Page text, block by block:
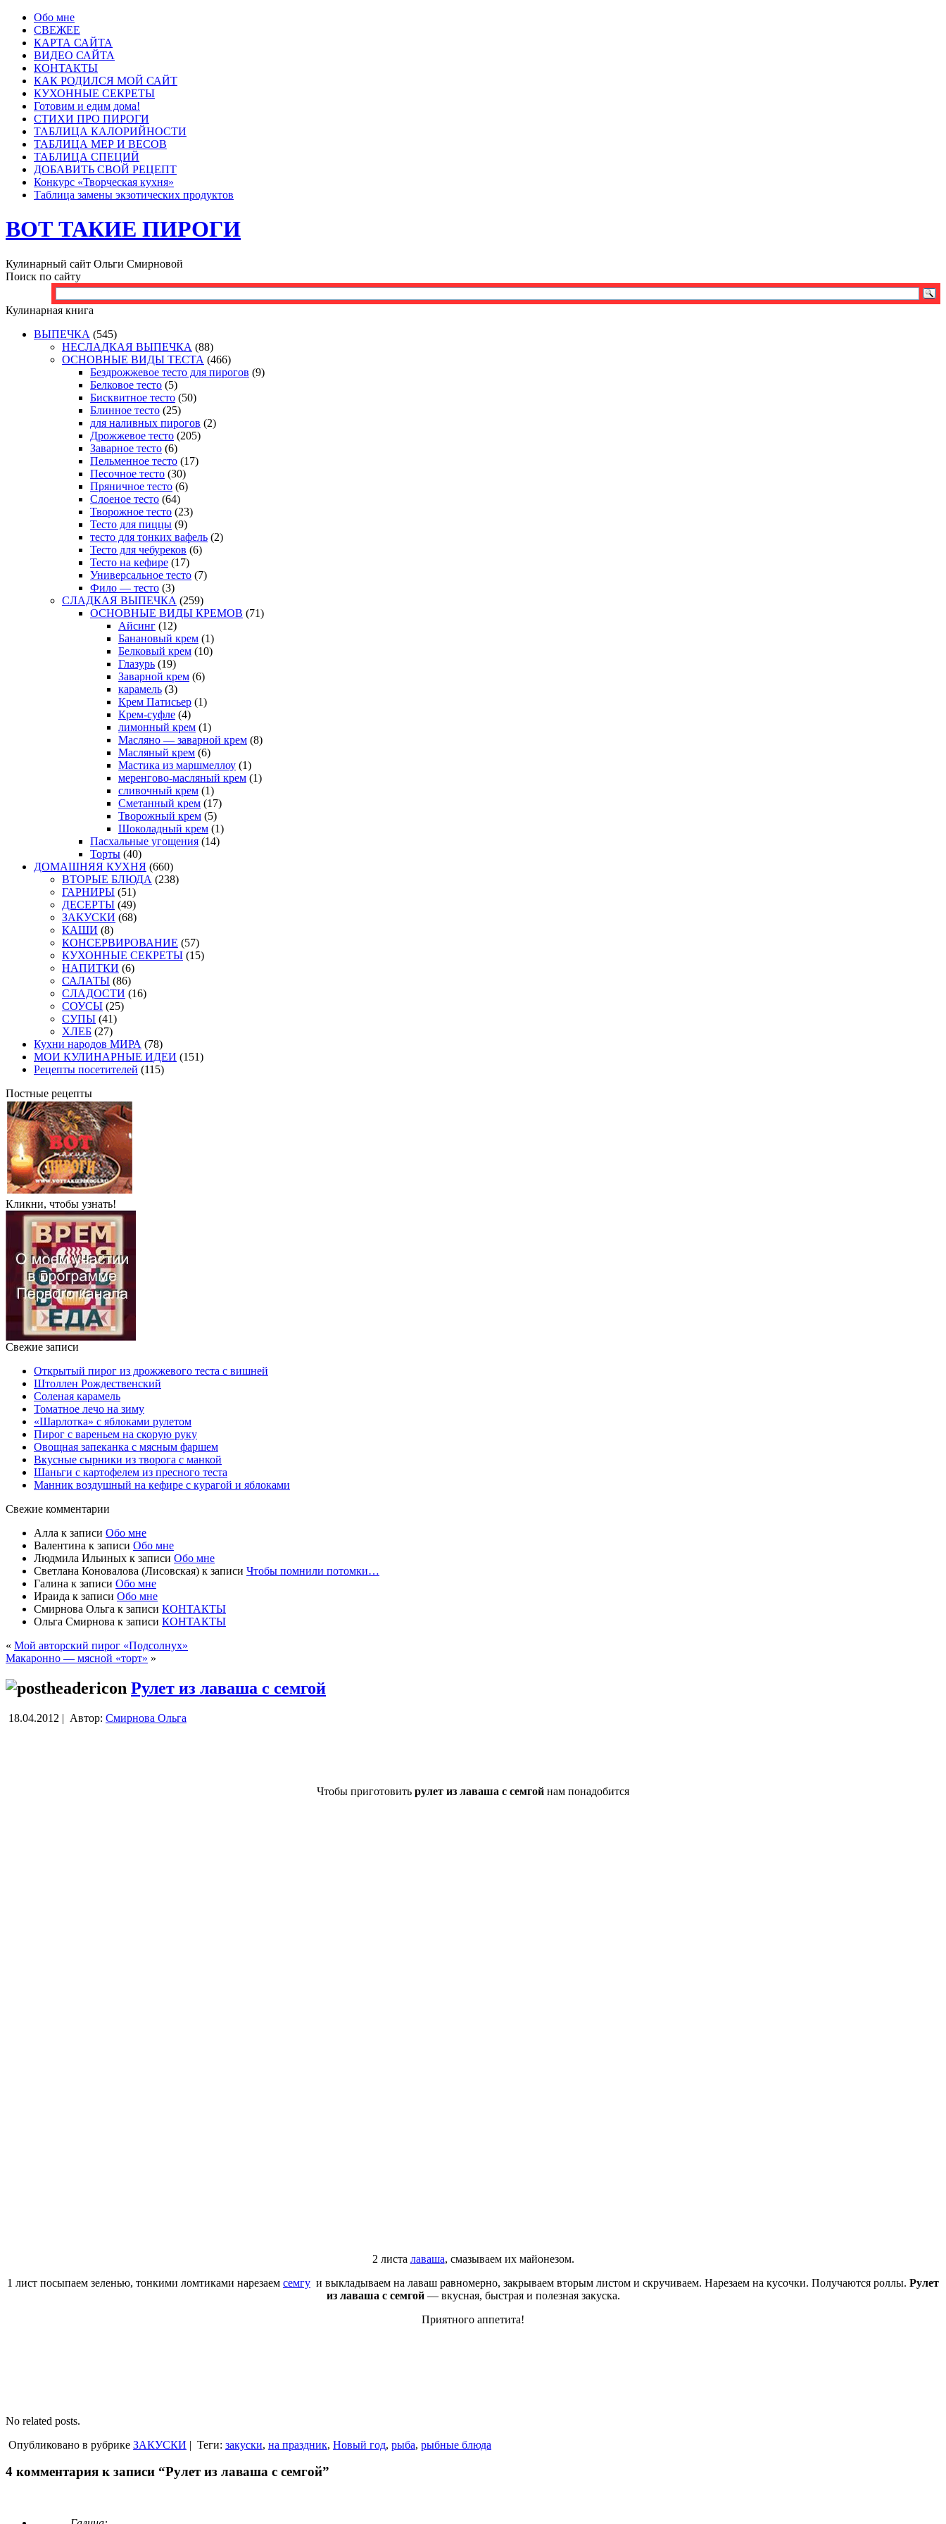
Обо мне
СВЕЖЕЕ
КАРТА САЙТА
ВИДЕО САЙТА
КОНТАКТЫ
КАК РОДИЛСЯ МОЙ САЙТ
КУХОННЫЕ СЕКРЕТЫ
Готовим и едим дома!
СТИХИ ПРО ПИРОГИ
ТАБЛИЦА КАЛОРИЙНОСТИ
ТАБЛИЦА МЕР И ВЕСОВ
ТАБЛИЦА СПЕЦИЙ
ДОБАВИТЬ СВОЙ РЕЦЕПТ
Конкурс «Творческая кухня»
Таблица замены экзотических продуктов
ВОТ ТАКИЕ ПИРОГИ
Кулинарный сайт Ольги Смирновой
Поиск по сайту
Кулинарная книга
ВЫПЕЧКА (545)
НЕСЛАДКАЯ ВЫПЕЧКА (88)
ОСНОВНЫЕ ВИДЫ ТЕСТА (466)
Бездрожжевое тесто для пирогов (9)
Белковое тесто (5)
Бисквитное тесто (50)
Блинное тесто (25)
для наливных пирогов (2)
Дрожжевое тесто (205)
Заварное тесто (6)
Пельменное тесто (17)
Песочное тесто (30)
Пряничное тесто (6)
Слоеное тесто (64)
Творожное тесто (23)
Тесто для пиццы (9)
тесто для тонких вафель (2)
Тесто для чебуреков (6)
Тесто на кефире (17)
Универсальное тесто (7)
Фило — тесто (3)
СЛАДКАЯ ВЫПЕЧКА (259)
ОСНОВНЫЕ ВИДЫ КРЕМОВ (71)
Айсинг (12)
Банановый крем (1)
Белковый крем (10)
Глазурь (19)
Заварной крем (6)
карамель (3)
Крем Патисьер (1)
Крем-суфле (4)
лимонный крем (1)
Масляно — заварной крем (8)
Масляный крем (6)
Мастика из маршмеллоу (1)
меренгово-масляный крем (1)
сливочный крем (1)
Сметанный крем (17)
Творожный крем (5)
Шоколадный крем (1)
Пасхальные угощения (14)
Торты (40)
ДОМАШНЯЯ КУХНЯ (660)
ВТОРЫЕ БЛЮДА (238)
ГАРНИРЫ (51)
ДЕСЕРТЫ (49)
ЗАКУСКИ (68)
КАШИ (8)
КОНСЕРВИРОВАНИЕ (57)
КУХОННЫЕ СЕКРЕТЫ (15)
НАПИТКИ (6)
САЛАТЫ (86)
СЛАДОСТИ (16)
СОУСЫ (25)
СУПЫ (41)
ХЛЕБ (27)
Кухни народов МИРА (78)
МОИ КУЛИНАРНЫЕ ИДЕИ (151)
Рецепты посетителей (115)
Постные рецепты
Кликни, чтобы узнать!
Свежие записи
Открытый пирог из дрожжевого теста с вишней
Штоллен Рождественский
Соленая карамель
Томатное лечо на зиму
«Шарлотка» с яблоками рулетом
Пирог с вареньем на скорую руку
Овощная запеканка с мясным фаршем
Вкусные сырники из творога с манкой
Шаньги с картофелем из пресного теста
Манник воздушный на кефире с курагой и яблоками
Свежие комментарии
Алла к записи Обо мне
Валентина к записи Обо мне
Людмила Ильиных к записи Обо мне
Светлана Коновалова (Лисовская) к записи Чтобы помнили потомки…
Галина к записи Обо мне
Ираида к записи Обо мне
Смирнова Ольга к записи КОНТАКТЫ
Ольга Смирнова к записи КОНТАКТЫ
« Мой авторский пирог «Подсолнух»
Макаронно — мясной «торт» »
Рулет из лаваша с семгой
18.04.2012 | Автор: Смирнова Ольга
Чтобы приготовить рулет из лаваша с семгой нам понадобится
2 листа лаваша, смазываем их майонезом.
1 лист посыпаем зеленью, тонкими ломтиками нарезаем семгу и выкладываем на лаваш равномерно, закрываем вторым листом и скручиваем. Нарезаем на кусочки. Получаются роллы. Рулет
из лаваша с семгой— вкусная, быстрая и полезная закуска.
Приятного аппетита!
No related posts.
Опубликовано в рубрике ЗАКУСКИ | Теги: закуски, на праздник, Новый год, рыба, рыбные блюда
4 комментария к записи “Рулет из лаваша с семгой”